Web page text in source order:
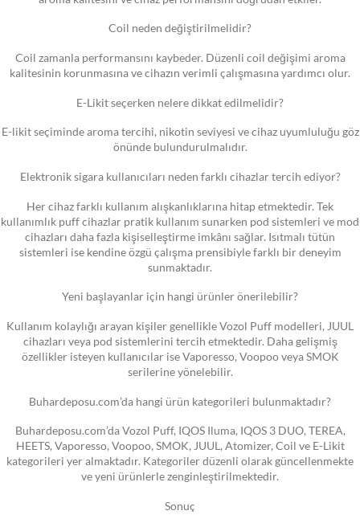
Coil neden değiştirilmelidir?
Coil zamanla performansını kaybeder. Düzenli coil değişimi aroma
kalitesinin korunmasına ve cihazın verimli çalışmasına yardımcı olur.
E-Likit seçerken nelere dikkat edilmelidir?
E-likit seçiminde aroma tercihi, nikotin seviyesi ve cihaz uyumluluğu göz
önünde bulundurulmalıdır.
Elektronik sigara kullanıcıları neden farklı cihazlar tercih ediyor?
Her cihaz farklı kullanım alışkanlıklarına hitap etmektedir. Tek
kullanımlık puff cihazlar pratik kullanım sunarken pod sistemleri ve mod
cihazları daha fazla kişiselleştirme imkânı sağlar. Isıtmalı tütün
sistemleri ise kendine özgü çalışma prensibiyle farklı bir deneyim
sunmaktadır.
Yeni başlayanlar için hangi ürünler önerilebilir?
Kullanım kolaylığı arayan kişiler genellikle Vozol Puff modelleri, JUUL
cihazları veya pod sistemlerini tercih etmektedir. Daha gelişmiş
özellikler isteyen kullanıcılar ise Vaporesso, Voopoo veya SMOK
serilerine yönelebilir.
Buhardeposu.com’da hangi ürün kategorileri bulunmaktadır?
Buhardeposu.com’da Vozol Puff, IQOS Iluma, IQOS 3 DUO, TEREA,
HEETS, Vaporesso, Voopoo, SMOK, JUUL, Atomizer, Coil ve E-Likit
kategorileri yer almaktadır. Kategoriler düzenli olarak güncellenmekte
ve yeni ürünlerle zenginleştirilmektedir.
Sonuç